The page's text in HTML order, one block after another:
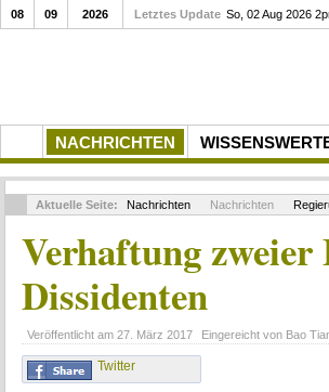
NACHRICHTEN
08 09 2026 Letztes Update So, 02 Aug 2026
Aktuelle Seite: Nachrichten Nachrichten
Verhaftung
Dissidenten
Veröffentlicht am 27. März 2017 Eingereicht von Bao
Twitter